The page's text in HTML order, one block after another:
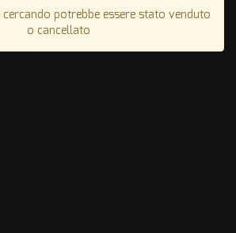
potrebbe essere stato venduto
o cancellato